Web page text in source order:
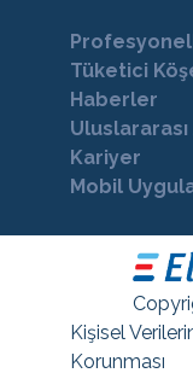
Tüketici
Haberler
Uluslararası
Kariyer
Mobil
Kişisel
Korunması